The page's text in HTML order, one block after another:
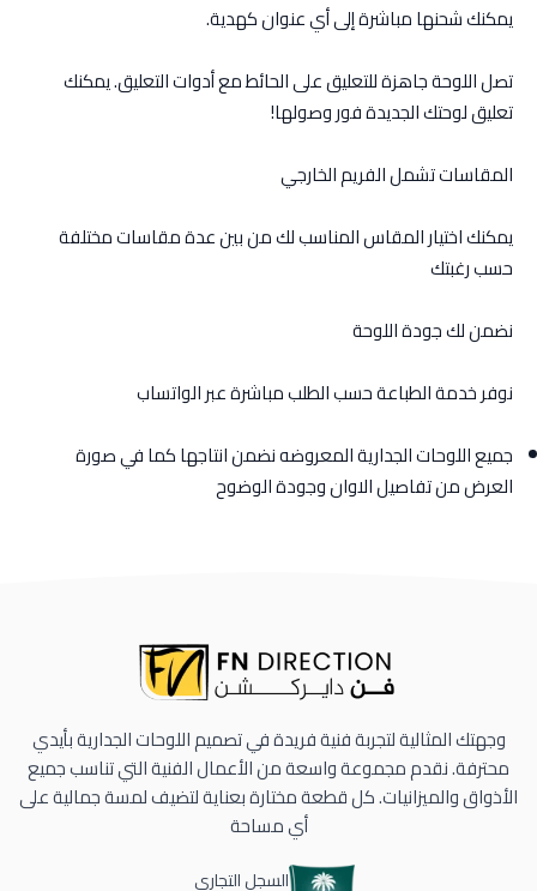
يمكنك شحنها مباشرة إلى أي عنوان كهدية.
تصل اللوحة جاهزة للتعليق على الحائط مع أدوات التعليق. يمكنك
تعليق لوحتك الجديدة فور وصولها!
المقاسات تشمل الفريم الخارجي
يمكنك اختيار المقاس المناسب لك من بين عدة مقاسات مختلفة
حسب رغبتك
نضمن لك جودة اللوحة
نوفر خدمة الطباعة حسب الطلب مباشرة عبر الواتساب
جميع اللوحات الجدارية المعروضه نضمن انتاجها كما في صورة
العرض من تفاصيل الاوان وجودة الوضوح
وجهتك المثالية لتجربة فنية فريدة في تصميم اللوحات الجدارية بأيدي
محترفة. نقدم مجموعة واسعة من الأعمال الفنية التي تناسب جميع
الأذواق والميزانيات. كل قطعة مختارة بعناية لتضيف لمسة جمالية على
أي مساحة
السجل التجاري